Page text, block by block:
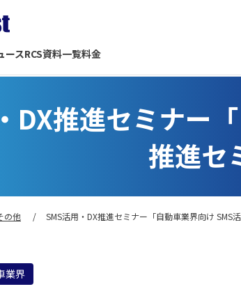
ースRCS資料一覧料金
DX推進セミナー
推進セ
の他 SMS活用・DX推進セミナー「自動車業界向け SMS
業界